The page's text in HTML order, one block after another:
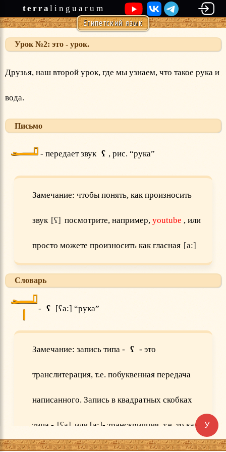
terralinguarum
Египетский язык
У
Урок №2: это - урок.
Друзья, наш второй урок, где мы узнаем, что такое рука и
вода.
Письмо
𓂝- передает звук ʕ , рис. “рука”
Замечание: чтобы понять, как произносить
звук ʕ посмотрите, например,youtube , или
просто можете произносить как гласная a:
Словарь
𓂝𓏤- ʕ [ʕa:] “рука”
Замечание: запись типа - ʕ - это
транслитерация, т.е. побуквенная передача
написанного. Запись в квадратных скобках
типа - ʕa или [a:]- транскрипция, т.е. то как